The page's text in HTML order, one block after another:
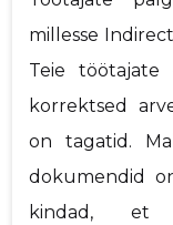
millesse
Teie töötajate
korrektsed
on tagatid.
dokumendid
kindad,